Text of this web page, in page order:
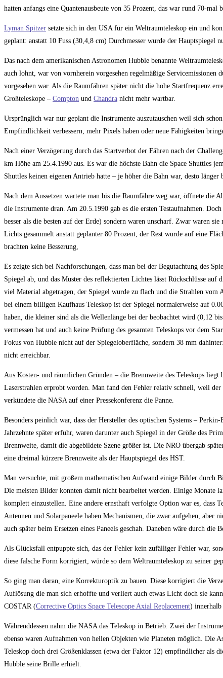
hatten anfangs eine Quantenausbeute von 35 Prozent, das war rund 70-
Lyman Spitzer setzte sich in den USA für ein Weltraumteleskop ein und
geplant: anstatt 10 Fuss (30,4,8 cm) Durchmesser wurde der Hauptspiegel
Das nach dem amerikanischen Astronomen Hubble benannte
auch lohnt, war von vornherein vorgesehen regelmäßige
vorgesehen war. Als die Raumfähren später nicht die hohe Startfrequenz
Großteleskope – Compton und Chandra nicht mehr wartbar.
Ursprünglich war nur geplant die Instrumente auszutauschen weil sich
Empfindlichkeit verbessern, mehr Pixels haben oder neue Fähigkeiten
Nach einer Verzögerung durch das Startverbot der Fähren nach der
km Höhe am 25.4.1990 aus. Es war die höchste Bahn die Space Shuttles
Shuttles keinen eigenen Antrieb hatte – je höher die Bahn war, desto
Nach dem Aussetzen wartete man bis die Raumfähre weg war, öffnete die
die Instrumente dran. Am 20.5.1990 gab es die ersten Testaufnahmen.
besser als die besten auf der Erde) sondern waren unscharf. Zwar waren
Lichts gesammelt anstatt geplanter 80 Prozent, der Rest wurde auf eine
brachten keine Besserung,
Es zeigte sich bei Nachforschungen, dass man bei der Begutachtung des
Spiegel ab, und das Muster des reflektierten Lichtes lässt Rückschlüsse
viel Material abgetragen, der Spiegel wurde zu flach und die Strahlen
bei einem billigen Kaufhaus Teleskop ist der Spiegel normalerweise auf
haben, die kleiner sind als die Wellenlänge bei der beobachtet wird (0,12
vermessen hat und auch keine Prüfung des gesamten Teleskops vor dem
Fokus von Hubble nicht auf der Spiegeloberfläche, sondern 38 mm
nicht erreichbar.
Aus Kosten- und räumlichen Gründen – die Brennweite des Teleskops
Laserstrahlen erprobt worden. Man fand den Fehler relativ schnell, weil
verkündete die NASA auf einer Pressekonferenz die Panne.
Besonders peinlich war, dass der Hersteller des optischen Systems –
Jahrzehnte später erfuhr, waren darunter auch Spiegel in der Größe des
Brennweite, damit die abgebildete Szene größer ist. Die NRO übergab
eine dreimal kürzere Brennweite als der Hauptspiegel des HST.
Man versuchte, mit großem mathematischen Aufwand einige Bilder durch
Die meisten Bilder konnten damit nicht bearbeitet werden. Einige Monate
komplett einzustellen. Eine andere ernsthaft verfolgte Option war es, dass
Antennen und Solarpaneele haben Mechanismen, die zwar aufgehen, aber
auch später beim Ersetzen eines Paneels geschah. Daneben wäre durch die
Als Glücksfall entpuppte sich, das der Fehler kein zufälliger Fehler war,
diese falsche Form korrigiert, würde so dem Weltraumteleskop zu seiner
So ging man daran, eine Korrekturoptik zu bauen. Diese korrigiert die
Auflösung die man sich erhoffte und verliert auch etwas Licht doch sie
COSTAR (Corrective Optics Space Telescope Axial Replacement) innerhalb
Währenddessen nahm die NASA das Teleskop in Betrieb. Zwei der
ebenso waren Aufnahmen von hellen Objekten wie Planeten möglich. Die
Teleskop doch drei Größenklassen (etwa der Faktor 12) empfindlicher als
Hubble seine Brille erhielt.